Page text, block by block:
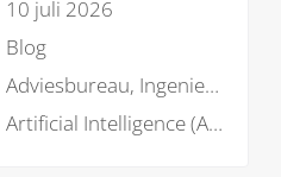
10 juli 2026
Blog
Adviesbureau, Ingenieursbureau
Artificial Intelligence (AI), BIM visie, Business Intelligence , Data